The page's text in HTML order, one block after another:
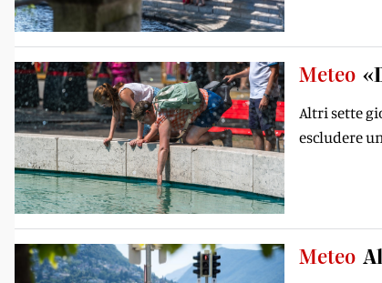
Meteo
Altri sette
escludere
Meteo